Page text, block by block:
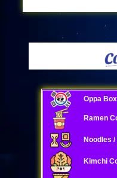
Oppa
Ramen
Noodles
Kimchi